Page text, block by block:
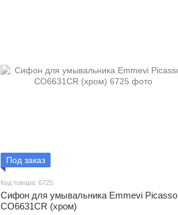
Под заказ
Код товара: 6725
Сифон для умывальника Emmevi Picasso
CO6631CR (хром)